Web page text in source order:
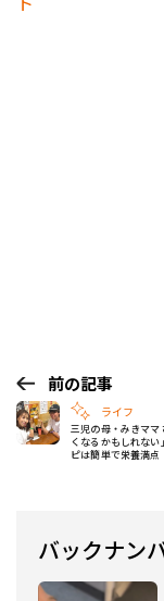
前の記事
ライフ
三児の母・みきママ
くなるかもしれない
ピは簡単で栄養満点
バックナン